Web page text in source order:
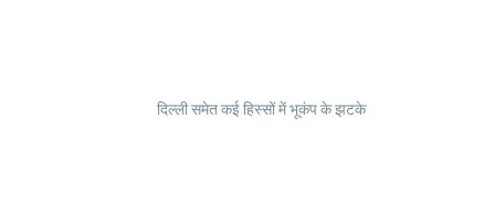
दिल्ली समेत कई हिस्सों में भूकंप के झटके